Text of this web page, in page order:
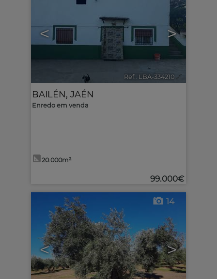
< >
Ref.. LBA-334210 🔗
BAILÉN, JAÉN
Enredo em venda
20.000m²
99.000€
< >
14